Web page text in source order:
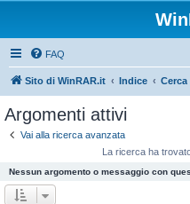
FAQ
Sito di WinRAR.it Indice Cerca
Argomenti attivi
Vai alla ricerca avanzata
La ricerca ha
Nessun argomento o messaggio con